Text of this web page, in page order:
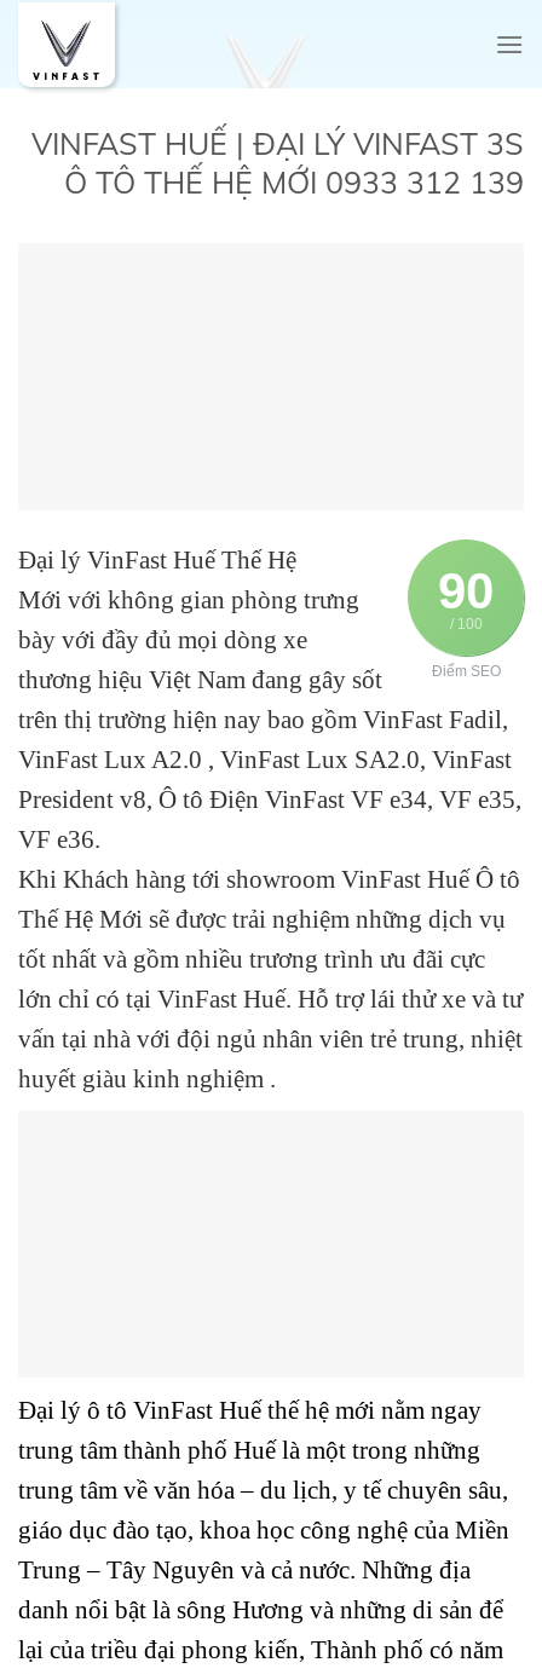
content
VINFAST HUẾ | ĐẠI LÝ VINFAST 3S
Ô TÔ THẾ HỆ MỚI 0933 312 139
90
/ 100
Điểm SEO
Đại lý VinFast Huế Thế Hệ
Mới với không gian phòng trưng
bày với đầy đủ mọi dòng xe
thương hiệu Việt Nam đang gây sốt
trên thị trường hiện nay bao gồm VinFast Fadil,
VinFast Lux A2.0 , VinFast Lux SA2.0, VinFast
President v8, Ô tô Điện VinFast VF e34, VF e35,
VF e36.
Khi Khách hàng tới showroom VinFast Huế Ô tô
Thế Hệ Mới sẽ được trải nghiệm những dịch vụ
tốt nhất và gồm nhiều trương trình ưu đãi cực
lớn chỉ có tại VinFast Huế. Hỗ trợ lái thử xe và tư
vấn tại nhà với đội ngủ nhân viên trẻ trung, nhiệt
huyết giàu kinh nghiệm .
Đại lý ô tô VinFast Huế thế hệ mới nằm ngay
trung tâm thành phố Huế là một trong những
trung tâm về văn hóa – du lịch, y tế chuyên sâu,
giáo dục đào tạo, khoa học công nghệ của Miền
Trung – Tây Nguyên và cả nước. Những địa
danh nổi bật là sông Hương và những di sản để
lại của triều đại phong kiến, Thành phố có năm